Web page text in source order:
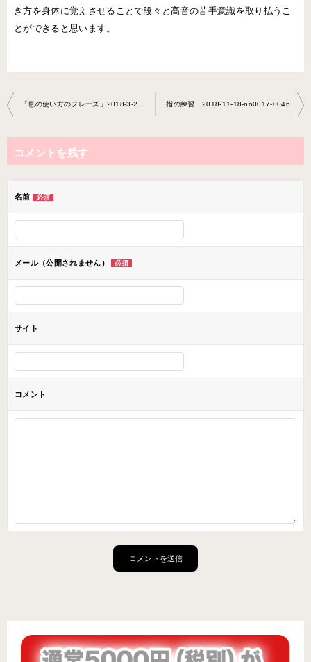
き方を身体に覚えさせることで段々と高音の苦手意識を取り払うこ
とができると思います。
投
稿
ナ
ビ
ョ
ン
「息の使い方のフレーズ」2018-3-28-0017-0034 指の練習 2018-11-18-no0017-0046
コメントを残す
名前 必須
メール（公開されません） 必須
サイト
コメント